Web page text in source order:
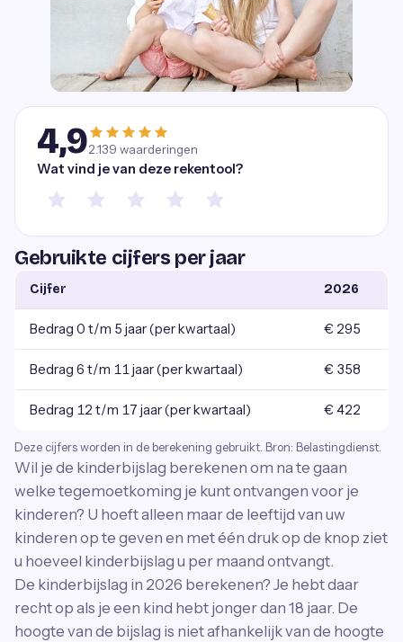
4,92.139 waarderingen
Wat vind je van deze rekentool?
Gebruikte cijfers per jaar
Cijfer 2026
Bedrag 0 t/m 5 jaar (per kwartaal) € 295
Bedrag 6 t/m 11 jaar (per kwartaal) € 358
Bedrag 12 t/m 17 jaar (per kwartaal) € 422
Deze cijfers worden in de berekening gebruikt. Bron: Belastingdienst.
Wil je de kinderbijslag berekenen om na te gaan
welke tegemoetkoming je kunt ontvangen voor je
kinderen? U hoeft alleen maar de leeftijd van uw
kinderen op te geven en met één druk op de knop ziet
u hoeveel kinderbijslag u per maand ontvangt.
De kinderbijslag in 2026 berekenen? Je hebt daar
recht op als je een kind hebt jonger dan 18 jaar. De
hoogte van de bijslag is niet afhankelijk van de hoogte